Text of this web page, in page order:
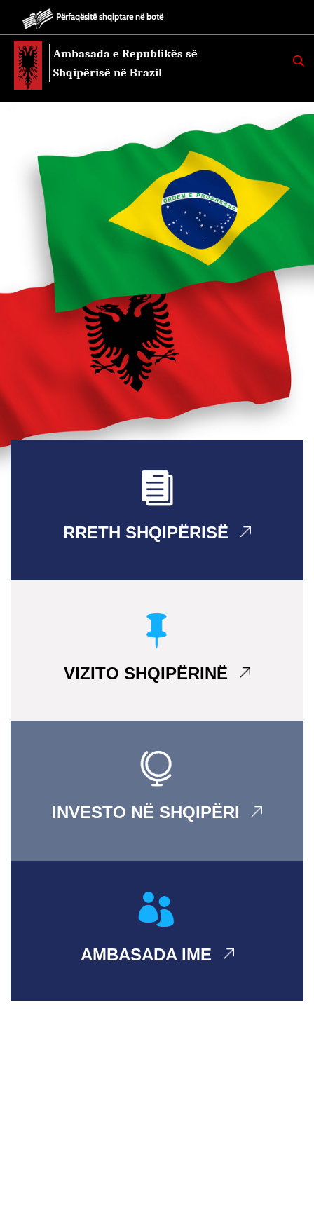
Përfaqësitë shqiptare në botë
Ambasada e Republikës së
Shqipërisë në Brazil
K
E
RRETH SHQIPËRISË
VIZITO SHQIPËRINË
INVESTO NË SHQIPËRI
AMBASADA IME